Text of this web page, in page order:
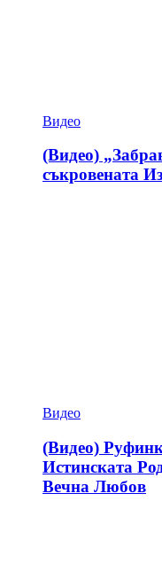
Видео
(Видео)
съкровената
Видео
(Видео)
Истинската
Вечна Любов